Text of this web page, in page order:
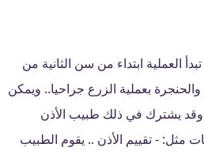
ابتداء من سن الثانية من
بعملية الزرع جراحيا.. ويمكن
وقد يشترك في ذلك طبيب الأذن
مثل: - تقييم الأذن .. يقوم الطبيب